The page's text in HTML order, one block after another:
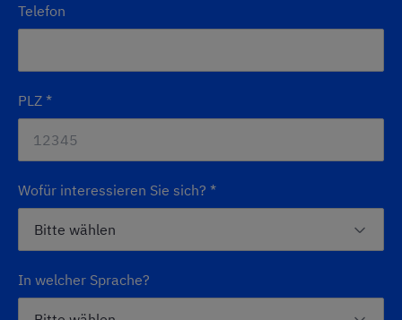
Telefon
PLZ *
Wofür interessieren Sie sich? *
In welcher Sprache?